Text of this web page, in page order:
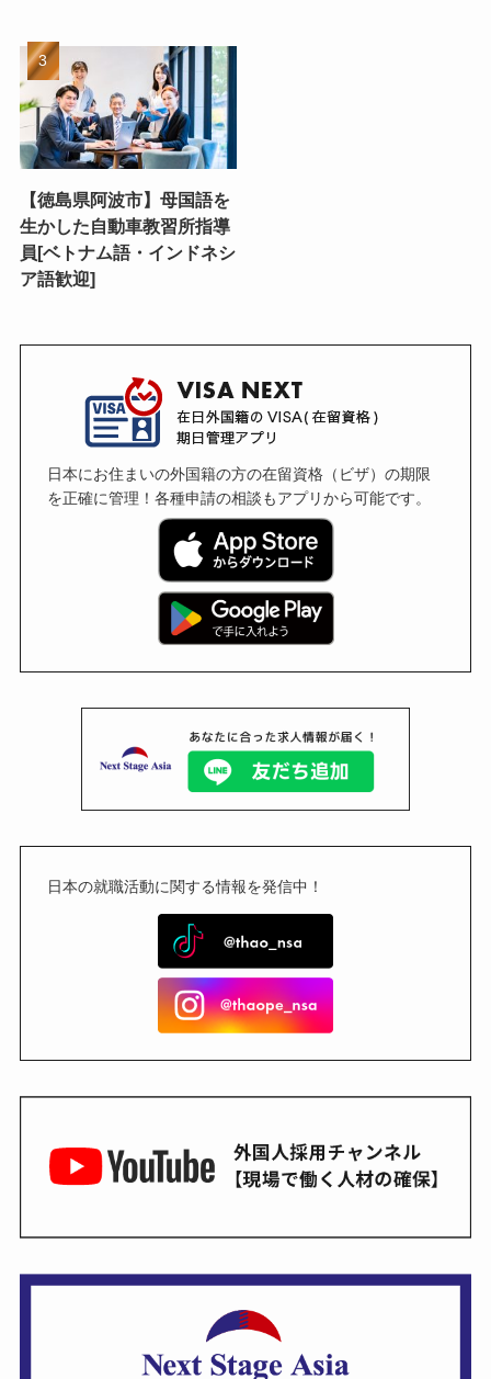
【徳島県阿波市】母国語を
生かした自動車教習所指導
員[ベトナム語・インドネシ
ア語歓迎]
日本にお住まいの外国籍の方の在留資格（ビザ）の期限
を正確に管理！各種申請の相談もアプリから可能です。
日本の就職活動に関する情報を発信中！